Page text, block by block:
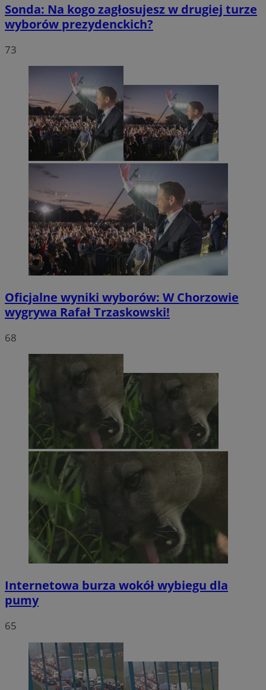
Sonda: Na kogo zagłosujesz w drugiej turze
wyborów prezydenckich?
73
Oficjalne wyniki wyborów: W Chorzowie
wygrywa Rafał Trzaskowski!
68
Internetowa burza wokół wybiegu dla
pumy
65